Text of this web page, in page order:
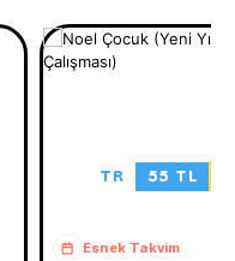
TR 55 TL
Esnek Takvim